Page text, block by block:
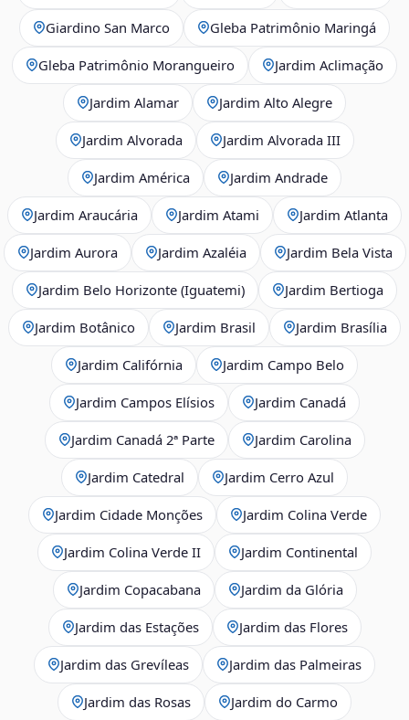
Giardino San Marco Gleba Patrimônio Maringá
Gleba Patrimônio Morangueiro Jardim Aclimação
Jardim Alamar Jardim Alto Alegre
Jardim Alvorada Jardim Alvorada III
Jardim América Jardim Andrade
Jardim Araucária Jardim Atami Jardim Atlanta
Jardim Aurora Jardim Azaléia Jardim Bela Vista
Jardim Belo Horizonte (Iguatemi) Jardim Bertioga
Jardim Botânico Jardim Brasil Jardim Brasília
Jardim Califórnia Jardim Campo Belo
Jardim Campos Elísios Jardim Canadá
Jardim Canadá 2ª Parte Jardim Carolina
Jardim Catedral Jardim Cerro Azul
Jardim Cidade Monções Jardim Colina Verde
Jardim Colina Verde II Jardim Continental
Jardim Copacabana Jardim da Glória
Jardim das Estações Jardim das Flores
Jardim das Grevíleas Jardim das Palmeiras
Jardim das Rosas Jardim do Carmo